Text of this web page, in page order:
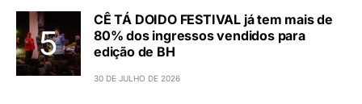
CÊ TÁ DOIDO FESTIVAL já tem mais de
80% dos ingressos vendidos para
edição de BH
30 DE JULHO DE 2026